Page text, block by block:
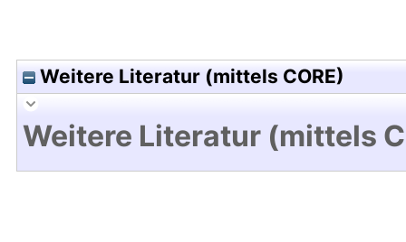
Weitere Literatur (mittels CORE)
Weitere Literatur (mittels